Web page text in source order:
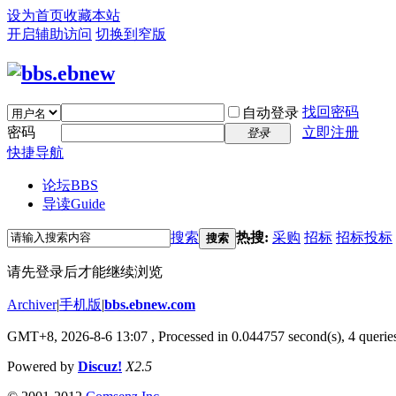
设为首页收藏本站
开启辅助访问 切换到窄版
自动登录 找回密码
密码
登录
立即注册
快捷导航
论坛BBS
导读Guide
搜索 搜索 热搜: 采购 招标 招标投标
请先登录后才能继续浏览
Archiver|手机版|bbs.ebnew.com
GMT+8, 2026-8-6 13:07 , Processed in 0.044757 second(s), 4
Powered by Discuz! X2.5